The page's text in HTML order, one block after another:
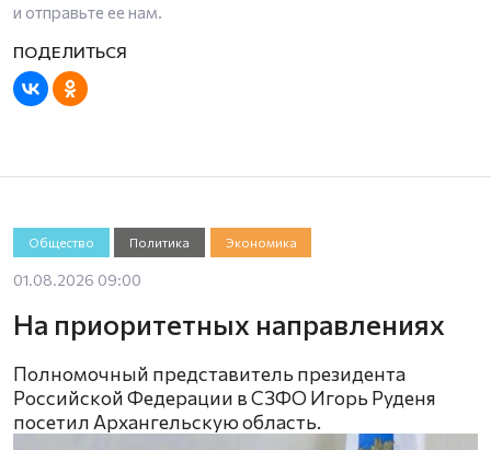
и отправьте ее нам.
Общество Политика Экономика
01.08.2026 09:00
На приоритетных направлениях
Полномочный представитель президента
Российской Федерации в СЗФО Игорь Руденя
посетил Архангельскую область.